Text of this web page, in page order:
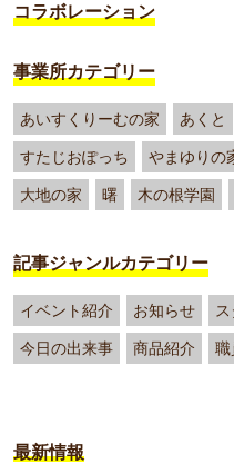
コラボレーション
事業所カテゴリー
あいすくりーむの家 あくと
すたじおぽっち やまゆりの
大地の家 曙 木の根学園
記事ジャンルカテゴリー
イベント紹介 お知らせ
今日の出来事 商品紹介 職
最新情報